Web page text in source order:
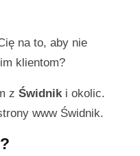
na to, aby nie
klientom?
z Świdniki okolic.
www Świdnik.